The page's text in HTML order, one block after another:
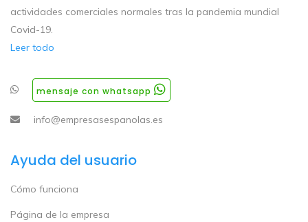
actividades comerciales normales tras la pandemia mundial
Covid-19.
Leer todo
mensaje con whatsapp
info@empresasespanolas.es
Ayuda del usuario
Cómo funciona
Página de la empresa